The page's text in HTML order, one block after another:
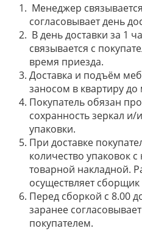
Менеджер
согласовывает день
В день доставки за 1
связывается с
время приезда.
Доставка и подъём
заносом в квартиру до
Покупатель обязан
сохранность зеркал и/
упаковки.
При доставке
количество упаковок
товарной накладной.
осуществляет сборщик
Перед сборкой с 8.00
заранее
покупателем.